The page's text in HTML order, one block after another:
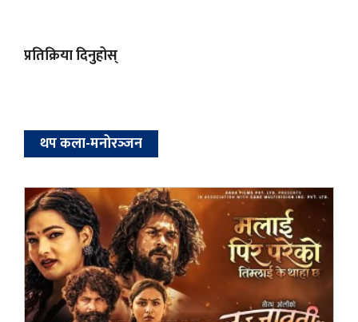
प्रतिक्रिया दिनुहोस्
थप कला-मनोरञ्‍जन